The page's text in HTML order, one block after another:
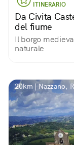
ITINERARIO
Da Civita
del fiume
Il borgo
naturale
20km | Nazzano,